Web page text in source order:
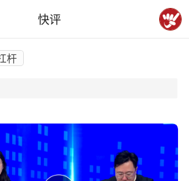
快评
下拉刷新
杆